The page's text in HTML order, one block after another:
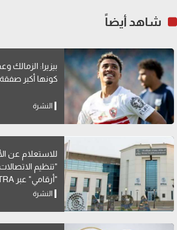
شاهد أيضاً
بيزيرا: الزمالك
كونها أكبر
النشرة
للاستعلام عن
"تنظيم
"أرقامي" عبر My NTRA
النشرة